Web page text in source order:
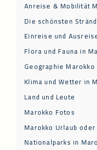
Anreise & Mobilität
Die schönsten
Einreise und
Flora und Fauna in
Geographie Marokko
Klima und Wetter in
Land und Leute
Marokko Fotos
Marokko Urlaub oder
Nationalparks in